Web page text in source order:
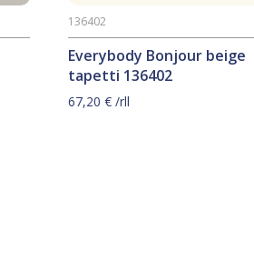
Everybody Bonjour beige
tapetti 136402
136402
67,20 €/rll